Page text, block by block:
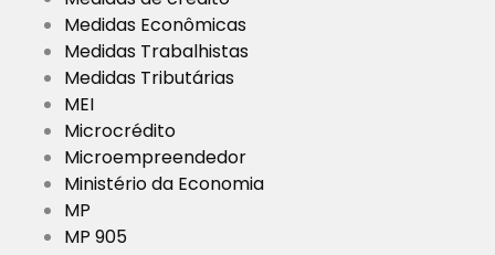
Medidas Econômicas
Medidas Trabalhistas
Medidas Tributárias
MEI
Microcrédito
Microempreendedor
Ministério da Economia
MP
MP 905